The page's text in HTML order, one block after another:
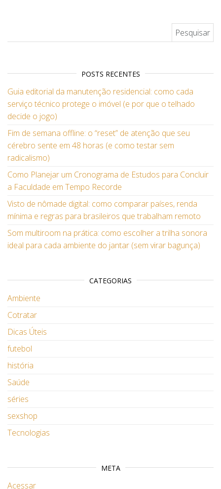
POSTS RECENTES
Guia editorial da manutenção residencial: como cada
serviço técnico protege o imóvel (e por que o telhado
decide o jogo)
Fim de semana offline: o “reset” de atenção que seu
cérebro sente em 48 horas (e como testar sem
radicalismo)
Como Planejar um Cronograma de Estudos para Concluir
a Faculdade em Tempo Recorde
Visto de nômade digital: como comparar países, renda
mínima e regras para brasileiros que trabalham remoto
Som multiroom na prática: como escolher a trilha sonora
ideal para cada ambiente do jantar (sem virar bagunça)
CATEGORIAS
Ambiente
Cotratar
Dicas Úteis
futebol
história
Saúde
séries
sexshop
Tecnologias
META
Acessar